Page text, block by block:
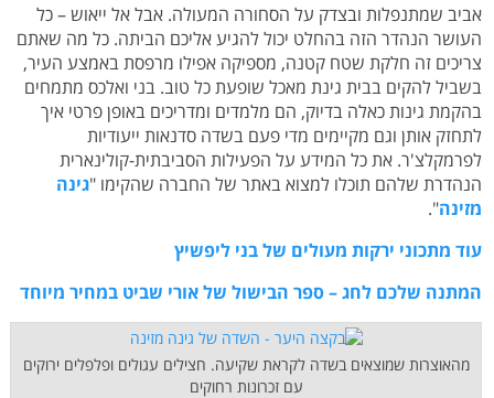
אביב שמתנפלות ובצדק על הסחורה המעולה. אבל אל ייאוש – כל
העושר הנהדר הזה בהחלט יכול להגיע אליכם הביתה. כל מה שאתם
צריכים זה חלקת שטח קטנה, מספיקה אפילו מרפסת באמצע העיר,
בשביל להקים בבית גינת מאכל שופעת כל טוב. בני ואלכס מתמחים
בהקמת גינות כאלה בדיוק, הם מלמדים ומדריכים באופן פרטי איך
לתחזק אותן וגם מקיימים מדי פעם בשדה סדנאות ייעודיות
לפרמקלצ'ר. את כל המידע על הפעילות הסביבתית-קולינארית
הנהדרת שלהם תוכלו למצוא באתר של החברה שהקימו "גינה
מזינה".
עוד מתכוני ירקות מעולים של בני ליפשיץ
המתנה שלכם לחג – ספר הבישול של אורי שביט במחיר מיוחד
מהאוצרות שמוצאים בשדה לקראת שקיעה. חצילים עגולים ופלפלים ירוקים
עם זכרונות רחוקים